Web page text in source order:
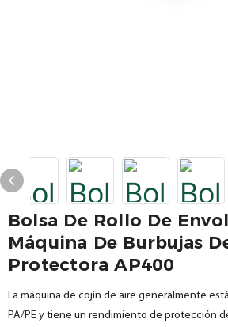
Bolsa De Rollo De
Máquina De Burbujas
Protectora AP400
La máquina de cojín de aire generalmente
PA/PE y tiene un rendimiento de protección